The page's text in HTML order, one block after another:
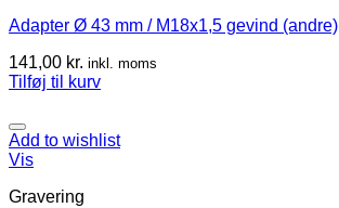
Adapter Ø 43 mm / M18x1,5 gevind (andre)
141,00 kr. inkl. moms
Tilføj til kurv
Add to wishlist
Vis
Gravering